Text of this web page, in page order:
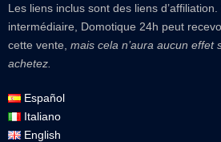
Les liens inclus sont des liens
intermédiaire, Domotique 24h peut
cette vente, mais cela n’aura aucun effet
achetez.
Español
Italiano
English